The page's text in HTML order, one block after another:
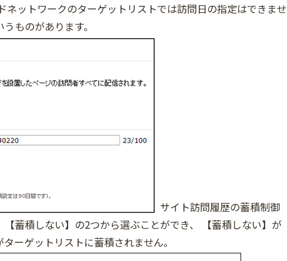
ネットワークのターゲットリストでは訪問日の指定はできませ
ものがあります。
サイト訪問履歴の蓄積制御
蓄積しない】の2つから選ぶことができ、 【蓄積しない】が
ーゲットリストに蓄積されません。